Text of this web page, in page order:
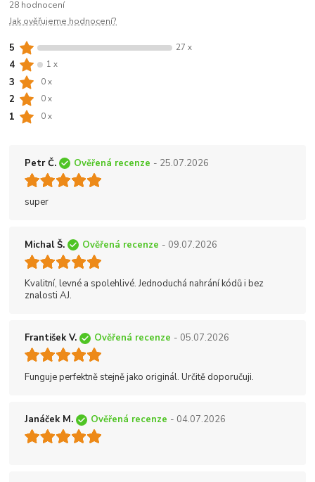
28 hodnocení
Jak ověřujeme hodnocení?
5 27 x
4 1 x
3 0 x
2 0 x
1 0 x
Petr Č. Ověřená recenze - 25.07.2026
super
Michal Š. Ověřená recenze - 09.07.2026
Kvalitní, levné a spolehlivé. Jednoduchá nahrání kódů i bez
znalosti AJ.
František V. Ověřená recenze - 05.07.2026
Funguje perfektně stejně jako originál. Určitě doporučuji.
Janáček M. Ověřená recenze - 04.07.2026